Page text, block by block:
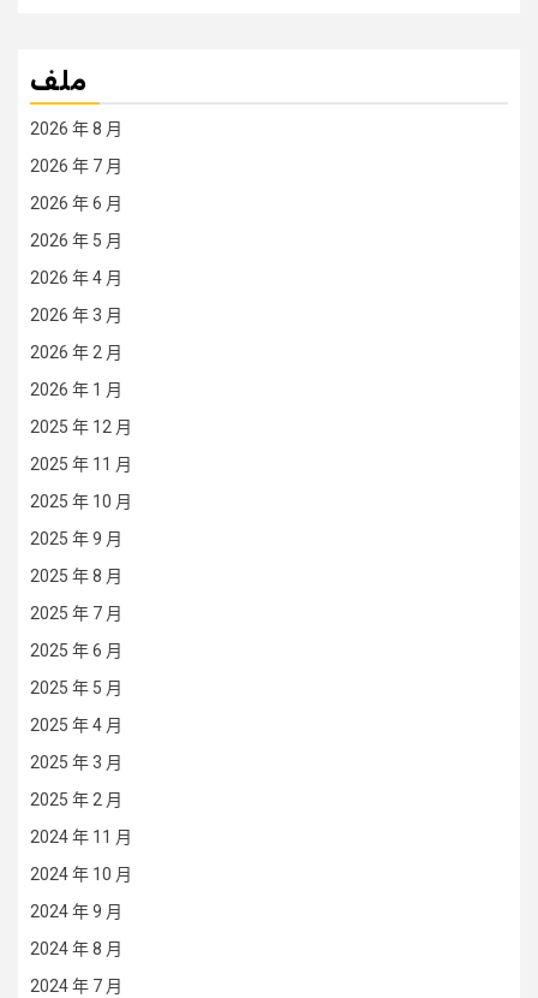
ملف
2026 年 8 月
2026 年 7 月
2026 年 6 月
2026 年 5 月
2026 年 4 月
2026 年 3 月
2026 年 2 月
2026 年 1 月
2025 年 12 月
2025 年 11 月
2025 年 10 月
2025 年 9 月
2025 年 8 月
2025 年 7 月
2025 年 6 月
2025 年 5 月
2025 年 4 月
2025 年 3 月
2025 年 2 月
2024 年 11 月
2024 年 10 月
2024 年 9 月
2024 年 8 月
2024 年 7 月